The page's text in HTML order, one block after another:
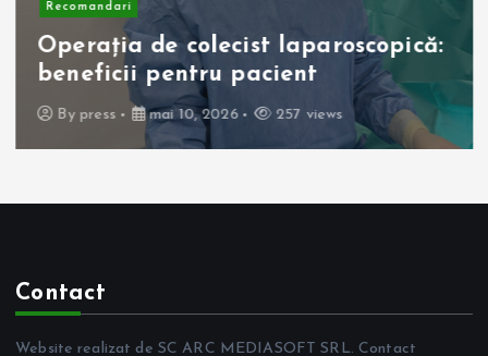
Recomandari
Operația de colecist laparoscopică:
beneficii pentru pacient
By press mai 10, 2026 257 views
Contact
Website realizat de SC ARC MEDIASOFT SRL. Contact